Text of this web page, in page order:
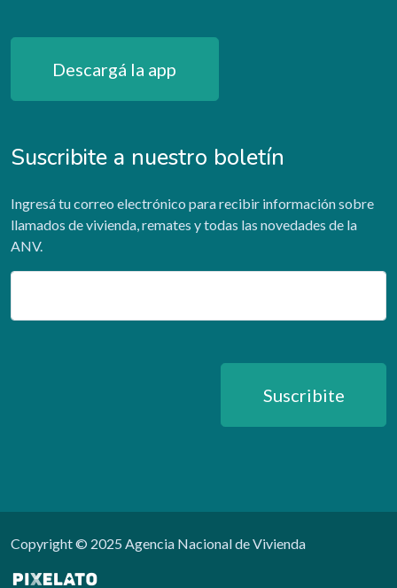
Descargá la app
Suscribite a nuestro boletín
Ingresá tu correo electrónico para recibir información sobre
llamados de vivienda, remates y todas las novedades de la
ANV.
Email
Suscribite
Copyright © 2025 Agencia Nacional de Vivienda